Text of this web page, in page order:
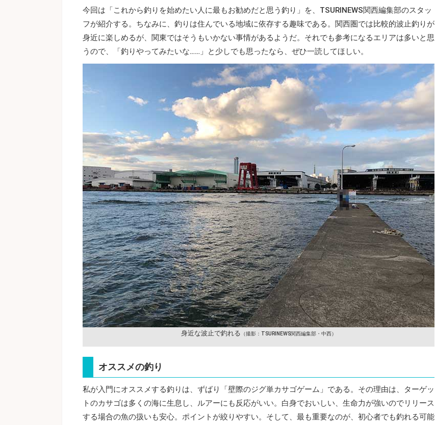
今回は「これから釣りを始めたい人に最もお勧めだと思う釣り」を、TSURINEWS関西編集部のスタッ
フが紹介する。ちなみに、釣りは住んでいる地域に依存する趣味である。関西圏では比較的波止釣りが
身近に楽しめるが、関東ではそうもいかない事情があるようだ。それでも参考になるエリアは多いと思
うので、「釣りやってみたいな……」と少しでも思ったなら、ぜひ一読してほしい。
身近な波止で釣れる （撮影：TSURINEWS関西編集部・中西）
オススメの釣り
私が入門にオススメする釣りは、ずばり「壁際のジグ単カサゴゲーム」である。その理由は、ターゲッ
トのカサゴは多くの海に生息し、ルアーにも反応がいい。白身でおいしい、生命力が強いのでリリース
する場合の魚の扱いも安心。ポイントが絞りやすい。そして、最も重要なのが、初心者でも釣れる可能